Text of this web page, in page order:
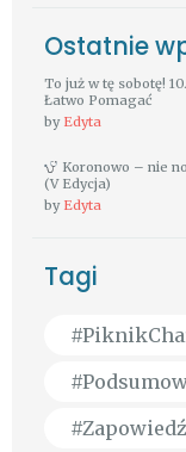
Ostatnie
To już w tę sobotę!
Łatwo Pomagać
by Edyta
Koronowo – nie
(V Edycja)
by Edyta
Tagi
#Zapowiedź